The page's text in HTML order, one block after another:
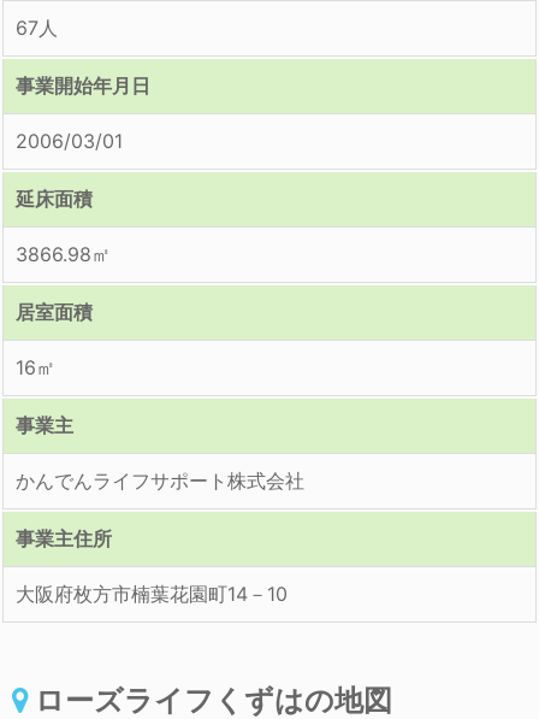
67人
事業開始年月日
2006/03/01
延床面積
3866.98㎡
居室面積
16㎡
事業主
かんでんライフサポート株式会社
事業主住所
大阪府枚方市楠葉花園町14－10
ローズライフくずはの地図